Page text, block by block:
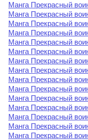
Манга Прекрасный
Манга Прекрасный
Манга Прекрасный
Манга Прекрасный
Манга Прекрасный
Манга Прекрасный
Манга Прекрасный
Манга Прекрасный
Манга Прекрасный
Манга Прекрасный
Манга Прекрасный
Манга Прекрасный
Манга Прекрасный
Манга Прекрасный
Манга Прекрасный